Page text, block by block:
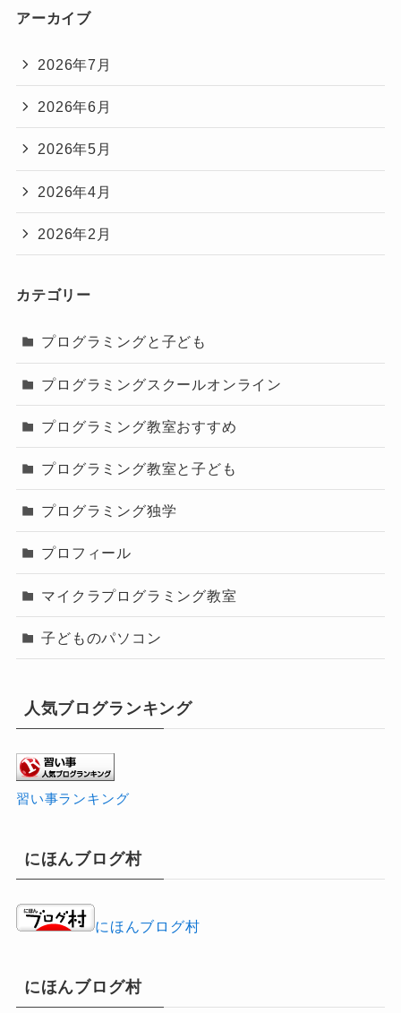
アーカイブ
2026年7月
2026年6月
2026年5月
2026年4月
2026年2月
カテゴリー
プログラミングと子ども
プログラミングスクールオンライン
プログラミング教室おすすめ
プログラミング教室と子ども
プログラミング独学
プロフィール
マイクラプログラミング教室
子どものパソコン
人気ブログランキング
習い事ランキング
にほんブログ村
にほんブログ村
にほんブログ村